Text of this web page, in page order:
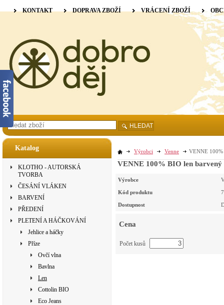
Katalog
KLOTHO - AUTORSKÁ
TVORBA
ČESÁNÍ VLÁKEN
BARVENÍ
PŘEDENÍ
PLETENÍ A HÁČKOVÁNÍ
Jehlice a háčky
Příze
Ovčí vlna
Bavlna
Len
Cottolin BIO
Eco Jeans
Výrobci Venne VENNE
VENNE 100% BIO len
Výrobce
Kód produktu
Dostupnost
Cena
Počet kusů
KONTAKT DOPRAVA ZBOŽÍ VRÁCENÍ ZBOŽÍ
HLEDAT